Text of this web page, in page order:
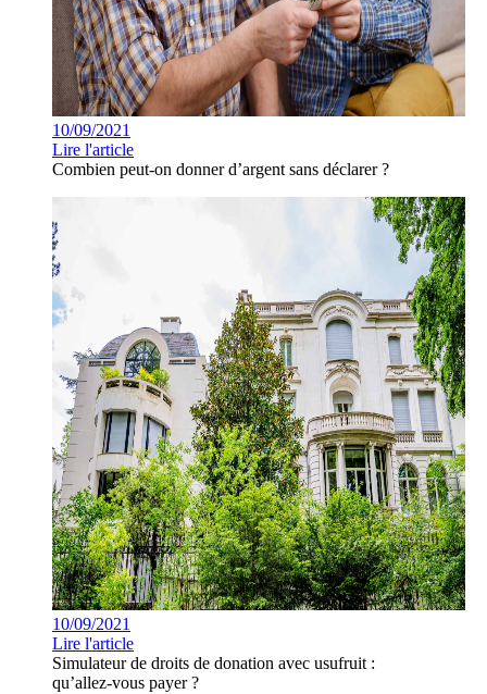
10/09/2021
Lire l'article
Combien peut-on donner d’argent sans déclarer ?
10/09/2021
Lire l'article
Simulateur de droits de donation avec usufruit :
qu’allez-vous payer ?